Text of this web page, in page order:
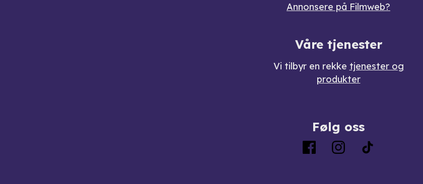
Annonsere på Filmweb?
Våre tjenester
Vi tilbyr en rekke tjenester og
produkter
Følg oss